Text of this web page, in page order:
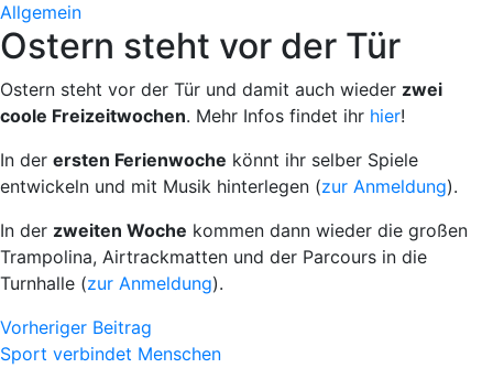
Allgemein
Ostern steht vor der Tür
Ostern steht vor der Tür und damit auch wieder zwei
coole Freizeitwochen. Mehr Infos findet ihr hier!
In der ersten Ferienwoche könnt ihr selber Spiele
entwickeln und mit Musik hinterlegen (zur Anmeldung).
In der zweiten Woche kommen dann wieder die großen
Trampolina, Airtrackmatten und der Parcours in die
Turnhalle (zur Anmeldung).
Vorheriger Beitrag
Sport verbindet Menschen